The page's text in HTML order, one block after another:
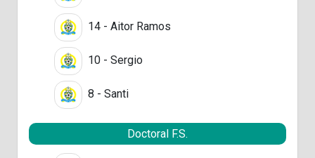
14 - Aitor Ramos
10 - Sergio
8 - Santi
Doctoral F.S.